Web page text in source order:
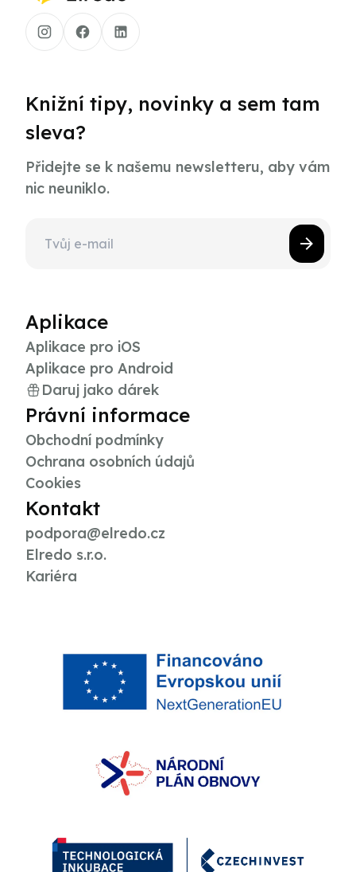
Knižní tipy, novinky a sem tam
sleva?
Přidejte se k našemu newsletteru, aby vám
nic neuniklo.
Aplikace
Aplikace pro iOS
Aplikace pro Android
Daruj jako dárek
Právní informace
Obchodní podmínky
Ochrana osobních údajů
Cookies
Kontakt
podpora@elredo.cz
Elredo s.r.o.
Kariéra